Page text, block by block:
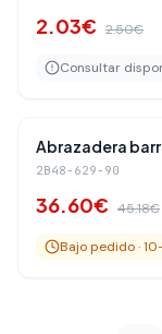
2.03€ 2.50€
Consultar
-19
Abrazadera
2B48-629-90
36.60€ 45.18€
Bajo pedido ·